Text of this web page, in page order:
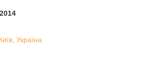
Україна